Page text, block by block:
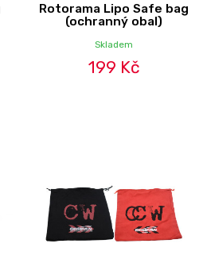
Rotorama Lipo Safe bag
(ochranný obal)
Skladem
199 Kč